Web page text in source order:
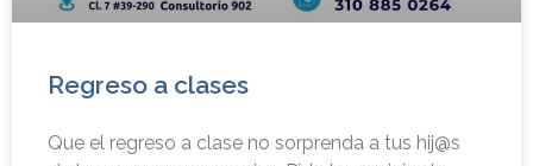
Regreso a clases
Que el regreso a clase no sorprenda a tus hij@s